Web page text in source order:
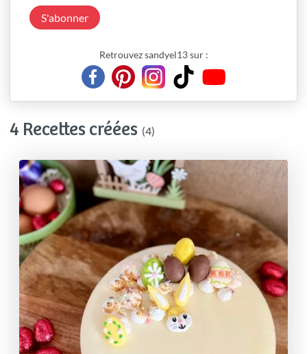
S'abonner
Retrouvez sandyel13 sur :
4 Recettes créées (4)